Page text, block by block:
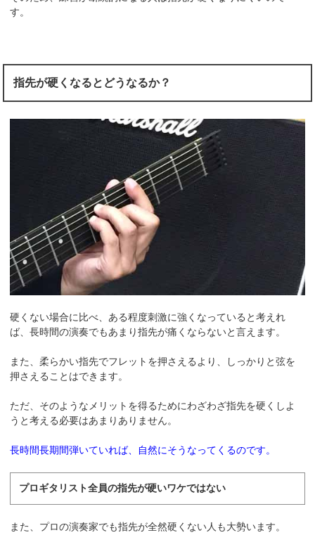
す。
指先が硬くなるとどうなるか？
硬くない場合に比べ、ある程度刺激に強くなっていると考えれ
ば、長時間の演奏でもあまり指先が痛くならないと言えます。
また、柔らかい指先でフレットを押さえるより、しっかりと弦を
押さえることはできます。
ただ、そのようなメリットを得るためにわざわざ指先を硬くしよ
うと考える必要はあまりありません。
長時間長期間弾いていれば、自然にそうなってくるのです。
プロギタリスト全員の指先が硬いワケではない
また、プロの演奏家でも指先が全然硬くない人も大勢います。